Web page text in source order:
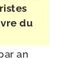
du
an